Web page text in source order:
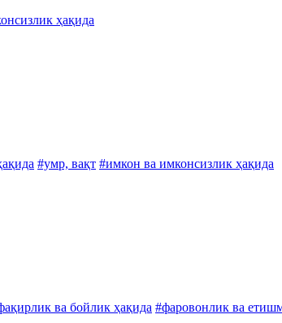
ҳақида
#умр, вақт #имкон ва имконсизлик ҳақида
ва бойлик ҳақида #фаровонлик ва